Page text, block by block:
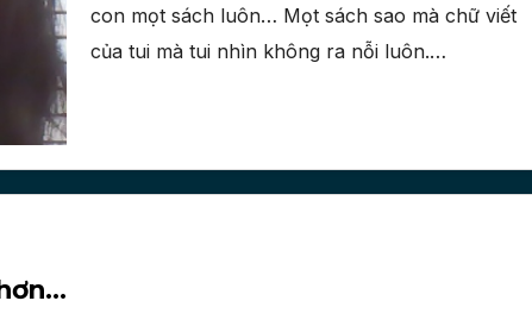
con mọt sách luôn… Mọt sách sao mà chữ viết
của tui mà tui nhìn không ra nỗi luôn.…